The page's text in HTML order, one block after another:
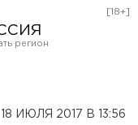
[18+]
18 ИЮЛЯ 2017 В 13:56